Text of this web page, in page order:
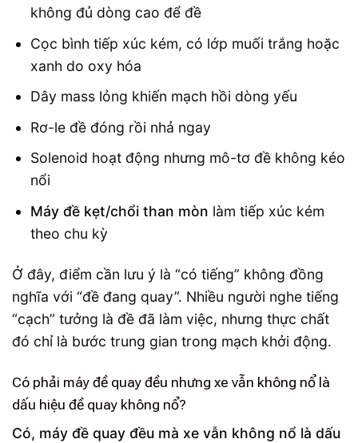
không đủ dòng cao để đề
Cọc bình tiếp xúc kém, có lớp muối trắng hoặc
xanh do oxy hóa
Dây mass lỏng khiến mạch hồi dòng yếu
Rơ-le đề đóng rồi nhả ngay
Solenoid hoạt động nhưng mô-tơ đề không kéo
nổi
Máy đề kẹt/chổi than mòn làm tiếp xúc kém
theo chu kỳ
Ở đây, điểm cần lưu ý là “có tiếng” không đồng
nghĩa với “đề đang quay”. Nhiều người nghe tiếng
“cạch” tưởng là đề đã làm việc, nhưng thực chất
đó chỉ là bước trung gian trong mạch khởi động.
Có phải máy đề quay đều nhưng xe vẫn không nổ là
dấu hiệu đề quay không nổ?
Có, máy đề quay đều mà xe vẫn không nổ là dấu